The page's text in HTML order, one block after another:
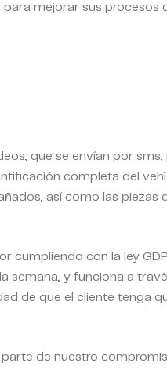
mejorar sus procesos
que se envían por sms,
completa del
así como las piezas
cumpliendo con la ley
semana, y funciona a
de que el cliente tenga
parte de nuestro